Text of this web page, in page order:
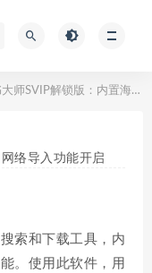
SVIP解锁版：内置海量书源，网络导入功能开启
络导入功能开启
索和下载工具，内
。使用此软件，用